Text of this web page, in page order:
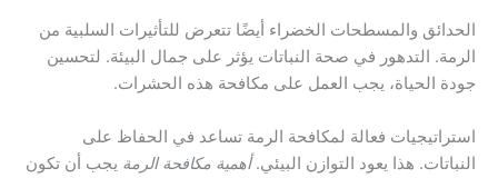
الحدائق والمسطحات الخضراء أيضًا تتعرض للتأثيرات السلبية من
الرمة. التدهور في صحة النباتات يؤثر على جمال البيئة. لتحسين
جودة الحياة، يجب العمل على مكافحة هذه الحشرات.
استراتيجيات فعالة لمكافحة الرمة تساعد في الحفاظ على
النباتات. هذا يعود التوازن البيئي.أهمية مكافحة الرمة يجب أن تكون